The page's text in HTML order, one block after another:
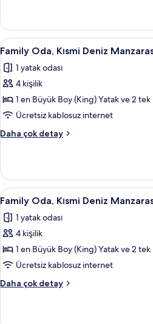
child)
için
tüm
fotoğrafları
görün
Manzarası
(2
Adults
child)
daha
fazla
Family
Oda,
Kısmi
Deniz
Manzarası
(3
Adults
+
child)
için
tüm
fotoğrafları
görün
4
Family Oda, Kısmi Deniz
1 yatak odası
4 kişilik
1 en Büyük Boy (King) Yatak ve 2 tek
Ücretsiz kablosuz internet
Daha çok detay
Family
Manzarası
(3
Adults
child)
daha
fazla
Family
Oda,
Kısmi
Deniz
Manzarası
(3
+
4
için
4
Family Oda, Kısmi Deniz
1 yatak odası
4 kişilik
1 en Büyük Boy (King) Yatak ve 2 tek
Ücretsiz kablosuz internet
Daha çok detay
Family